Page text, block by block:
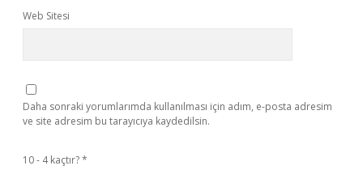
Web Sitesi
Daha sonraki yorumlarımda kullanılması için adım, e-posta adresim
ve site adresim bu tarayıcıya kaydedilsin.
10 - 4 kaçtır?*